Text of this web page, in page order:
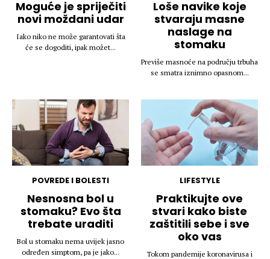
Moguće je spriječiti
novi moždani udar
Iako niko ne može garantovati šta
će se dogoditi, ipak možet...
Loše navike koje
stvaraju masne
naslage na
stomaku
Previše masnoće na području trbuha
se smatra iznimno opasnom...
POVREDE I BOLESTI
Nesnosna bol u
stomaku? Evo šta
trebate uraditi
Bol u stomaku nema uvijek jasno
određen simptom, pa je jako...
LIFESTYLE
Praktikujte ove
stvari kako biste
zaštitili sebe i sve
oko vas
Tokom pandemije koronavirusa i